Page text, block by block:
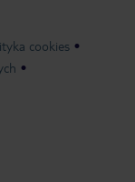
cookies